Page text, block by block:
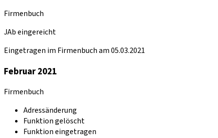
Firmenbuch
JAb eingereicht
Eingetragen im Firmenbuch am 05.03.2021
Februar 2021
Firmenbuch
Adressänderung
Funktion gelöscht
Funktion eingetragen